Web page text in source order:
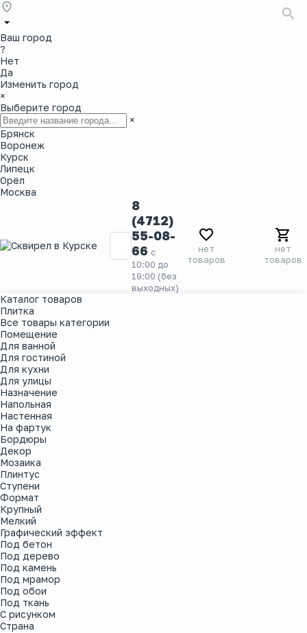
Ваш город
?
Нет
Да
Изменить город
×
Выберите город
×
Брянск
Воронеж
Курск
Липецк
Орёл
Москва
8
(4712)
55-08-
66 с
10:00 до
19:00 (без
выходных)
нет
товаров
нет
товаров
Каталог товаров
Плитка
Все товары категории
Помещение
Для ванной
Для гостиной
Для кухни
Для улицы
Назначение
Напольная
Настенная
На фартук
Бордюры
Декор
Мозаика
Плинтус
Ступени
Формат
Крупный
Мелкий
Графический эффект
Под бетон
Под дерево
Под камень
Под мрамор
Под обои
Под ткань
С рисунком
Страна